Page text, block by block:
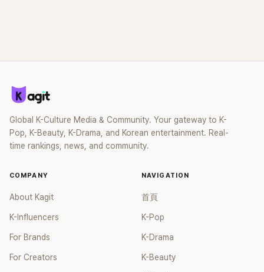
Global K-Culture Media & Community. Your gateway to K-
Pop, K-Beauty, K-Drama, and Korean entertainment. Real-
time rankings, news, and community.
COMPANY
About Kagit
K-Influencers
For Brands
For Creators
NAVIGATION
首頁
K-Pop
K-Drama
K-Beauty